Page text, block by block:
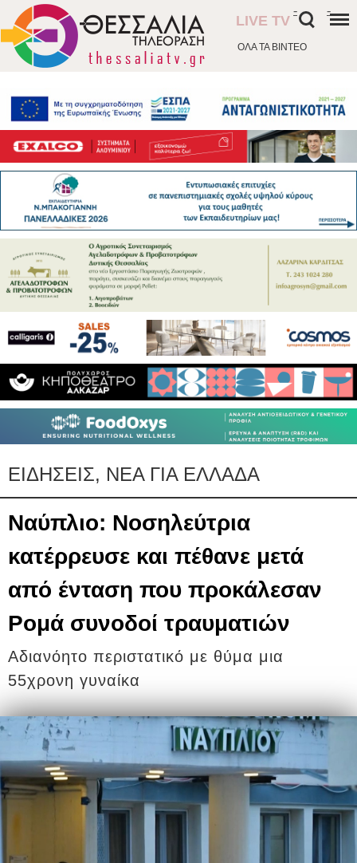
ΟΛΑ ΤΑ ΒΙΝΤΕΟ
LIVE TV
- -
ΕΙΔΗΣΕΙΣ, ΝΕΑ ΓΙΑ ΕΛΛΑΔΑ
Ναύπλιο: Νοσηλεύτρια
κατέρρευσε και πέθανε μετά
από ένταση που προκάλεσαν
Ρομά συνοδοί τραυματιών
Αδιανόητο περιστατικό με θύμα μια
55χρονη γυναίκα